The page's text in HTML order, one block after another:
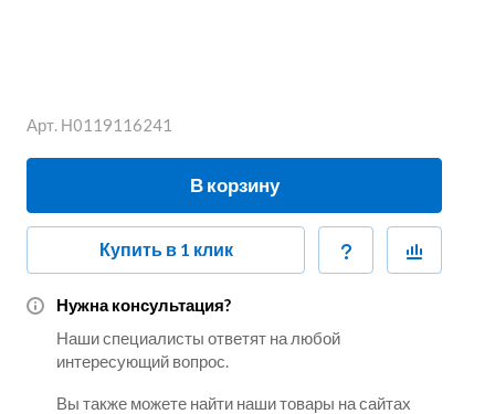
Арт. Н0119116241
В корзину
Купить в 1 клик
Нужна консультация?
Наши специалисты ответят на любой
интересующий вопрос.
Вы также можете найти наши товары на сайтах